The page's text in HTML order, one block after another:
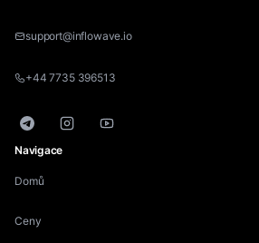
support@inflowave.io
+44 7735 396513
TelegramInstagramYouTube
Navigace
Domů
Ceny